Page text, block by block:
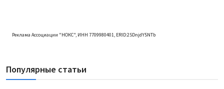
Реклама Ассоциации "НОКС", ИНН 7709980401, ERID:2SDnjdY5NTb
Популярные статьи